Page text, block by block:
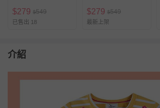
$279 $549
已售出 18
$279 $549
最新上架
介紹